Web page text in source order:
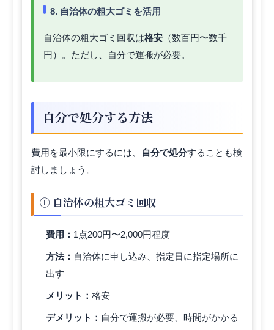
8. 自治体の粗大ゴミを活用
自治体の粗大ゴミ回収は格安 （数百円〜数千
円）。ただし、自分で運搬が必要。
自分で処分する方法
費用を最小限にするには、 自分で処分することも検
討しましょう。
① 自治体の粗大ゴミ回収
費用： 1点200円〜2,000円程度
方法： 自治体に申し込み、指定日に指定場所に
出す
メリット： 格安
デメリット： 自分で運搬が必要、時間がかかる